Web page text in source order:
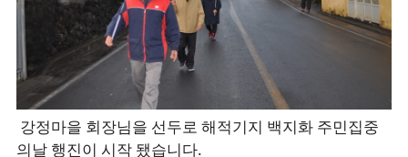
강정마을 회장님을 선두로 해적기지 백지화 주민집중
의날 행진이 시작 됐습니다.